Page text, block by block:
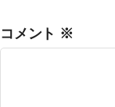
コメント ※